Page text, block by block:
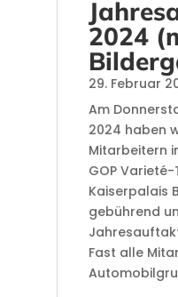
2024
29. Februar
Am
2024 haben
Mitarbeitern
GOP
Kaiserpalais
gebührend
Fast alle